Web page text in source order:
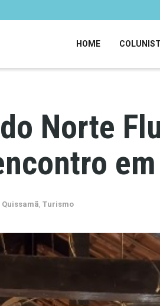
HOME
Norte
Quissamã, Turismo